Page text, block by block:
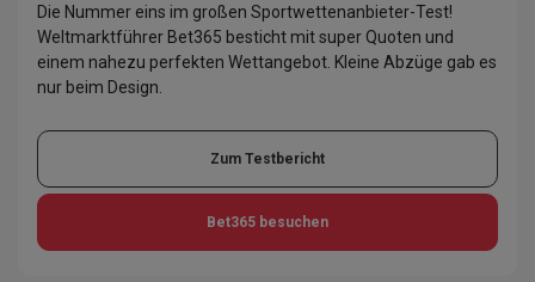
Die Nummer eins im großen Sportwettenanbieter-Test!
Weltmarktführer Bet365 besticht mit super Quoten und
einem nahezu perfekten Wettangebot. Kleine Abzüge gab es
nur beim Design.
Zum Testbericht
Bet365 besuchen